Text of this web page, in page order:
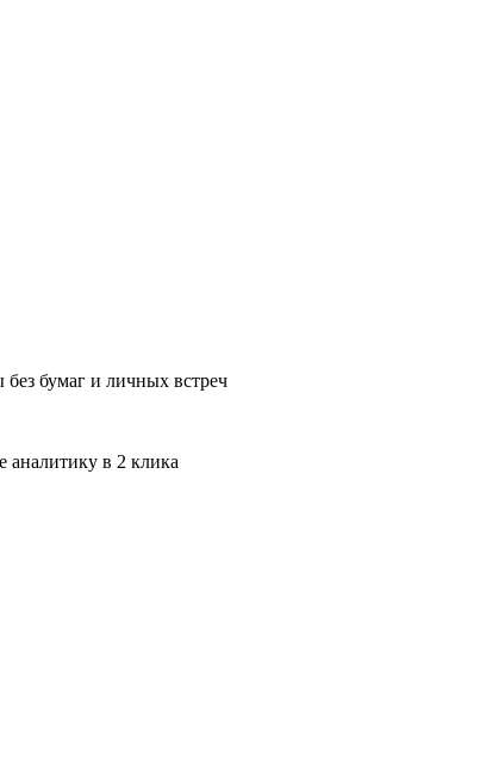
бумаг и личных встреч
аналитику в 2 клика